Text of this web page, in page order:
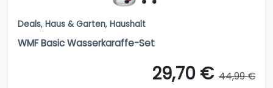
Deals, Haus & Garten, Haushalt
WMF Basic Wasserkaraffe-Set
29,70 € 44,99 €